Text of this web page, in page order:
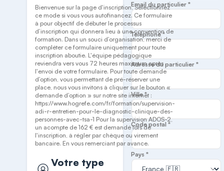
Bienvenue sur la page d'inscription, Sélectionnez
ce mode si vous vous autofinancez. Ce formulaire
à pour objectif de débuter le processus
d’inscription qui donnera lieu à une convention de
formation. Dans un souci d’organisation, merci de
compléter ce formulaire uniquement pour toute
inscription aboutie. L'équipe pédagogique
reviendra vers vous 72 heures maximum après
l'envoi de votre formulaire. Pour toute demande
d’option, vous permettant de pré-réserver une
place, nous vous invitons à cliquer sur le bouton «
demande d’option » sur notre site internet :
https://www.hogrefe.com/fr/formation/supervision-
adi-r-entretien-pour-le-diagnostic-clinique-des-
personnes-avec-tsa-1 Pour la supervision ADOS-2,
un acompte de 162 € est demandé lors de
l'inscription, à régler par chèque ou virement
bancaire. En vous remerciant par avance.
Votre type
Email du particulier *
Téléphone *
Adresse du particulier *
Ville *
Code postal *
Pays *